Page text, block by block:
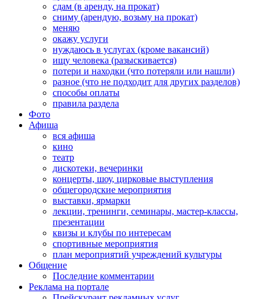
сдам (в аренду, на прокат)
сниму (арендую, возьму на прокат)
меняю
окажу услуги
нуждаюсь в услугах (кроме вакансий)
ищу человека (разыскивается)
потери и находки (что потеряли или нашли)
разное (что не подходит для других разделов)
способы оплаты
правила раздела
Фото
Афиша
вся афиша
кино
театр
дискотеки, вечеринки
концерты, шоу, цирковые выступления
общегородские мероприятия
выставки, ярмарки
лекции, тренинги, семинары, мастер-классы,
презентации
квизы и клубы по интересам
спортивные мероприятия
план мероприятий учреждений культуры
Общение
Последние комментарии
Реклама на портале